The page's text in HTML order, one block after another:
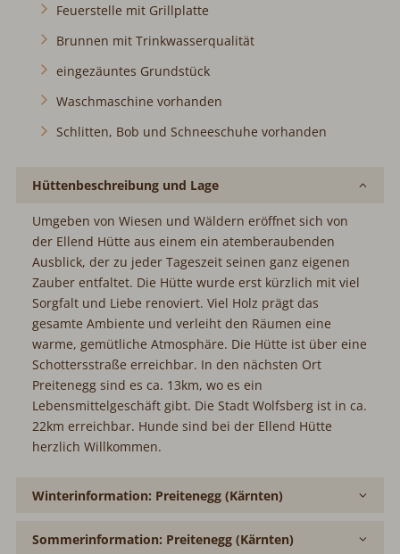
Feuerstelle mit Grillplatte
Brunnen mit Trinkwasserqualität
eingezäuntes Grundstück
Waschmaschine vorhanden
Schlitten, Bob und Schneeschuhe vorhanden
Hüttenbeschreibung und Lage
Umgeben von Wiesen und Wäldern eröffnet sich von
der Ellend Hütte aus einem ein atemberaubenden
Ausblick, der zu jeder Tageszeit seinen ganz eigenen
Zauber entfaltet. Die Hütte wurde erst kürzlich mit viel
Sorgfalt und Liebe renoviert. Viel Holz prägt das
gesamte Ambiente und verleiht den Räumen eine
warme, gemütliche Atmosphäre. Die Hütte ist über eine
Schottersstraße erreichbar. In den nächsten Ort
Preitenegg sind es ca. 13km, wo es ein
Lebensmittelgeschäft gibt. Die Stadt Wolfsberg ist in ca.
22km erreichbar. Hunde sind bei der Ellend Hütte
herzlich Willkommen.
Winterinformation: Preitenegg (Kärnten)
Sommerinformation: Preitenegg (Kärnten)